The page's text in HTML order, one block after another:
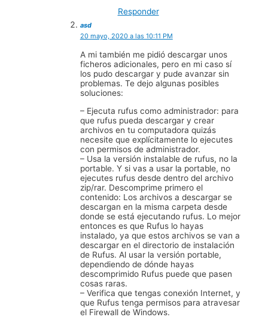
Responder
asd
20 mayo, 2020 a las 10:11 PM
A mi también me pidió descargar unos
ficheros adicionales, pero en mi caso sí
los pudo descargar y pude avanzar sin
problemas. Te dejo algunas posibles
soluciones:
– Ejecuta rufus como administrador: para
que rufus pueda descargar y crear
archivos en tu computadora quizás
necesite que explícitamente lo ejecutes
con permisos de administrador.
– Usa la versión instalable de rufus, no la
portable. Y si vas a usar la portable, no
ejecutes rufus desde dentro del archivo
zip/rar. Descomprime primero el
contenido: Los archivos a descargar se
descargan en la misma carpeta desde
donde se está ejecutando rufus. Lo mejor
entonces es que Rufus lo hayas
instalado, ya que estos archivos se van a
descargar en el directorio de instalación
de Rufus. Al usar la versión portable,
dependiendo de dónde hayas
descomprimido Rufus puede que pasen
cosas raras.
– Verifica que tengas conexión Internet, y
que Rufus tenga permisos para atravesar
el Firewall de Windows.